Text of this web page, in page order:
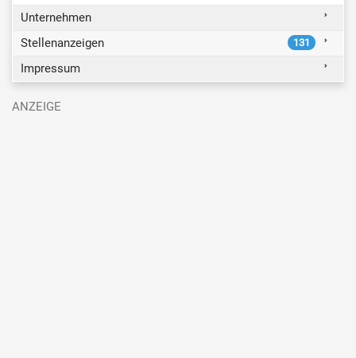
Unternehmen
Stellenanzeigen
131
Impressum